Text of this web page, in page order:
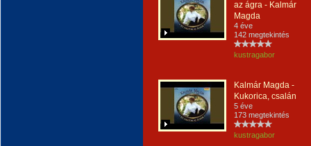
az ágra - Kalmár
Magda
4 éve
142 megtekintés
kustragabor
Kalmár Magda -
Kukorica, csalán
5 éve
173 megtekintés
kustragabor